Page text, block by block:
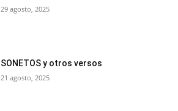
29 agosto, 2025
SONETOS y otros versos
21 agosto, 2025